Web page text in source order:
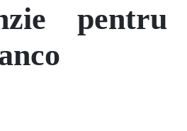
pentru